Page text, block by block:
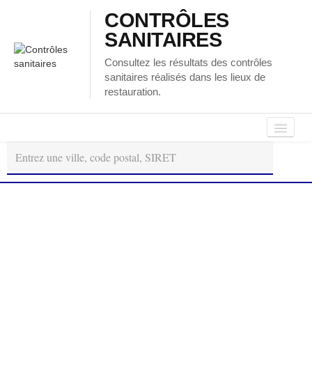
CONTRÔLES
SANITAIRES
Consultez les résultats des contrôles
sanitaires réalisés dans les lieux de
restauration.
Autour
de
moi
Régions